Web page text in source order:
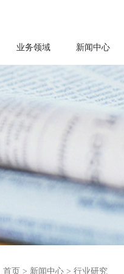
业务领域 新闻中心
首页 > 新闻中心> 行业研究